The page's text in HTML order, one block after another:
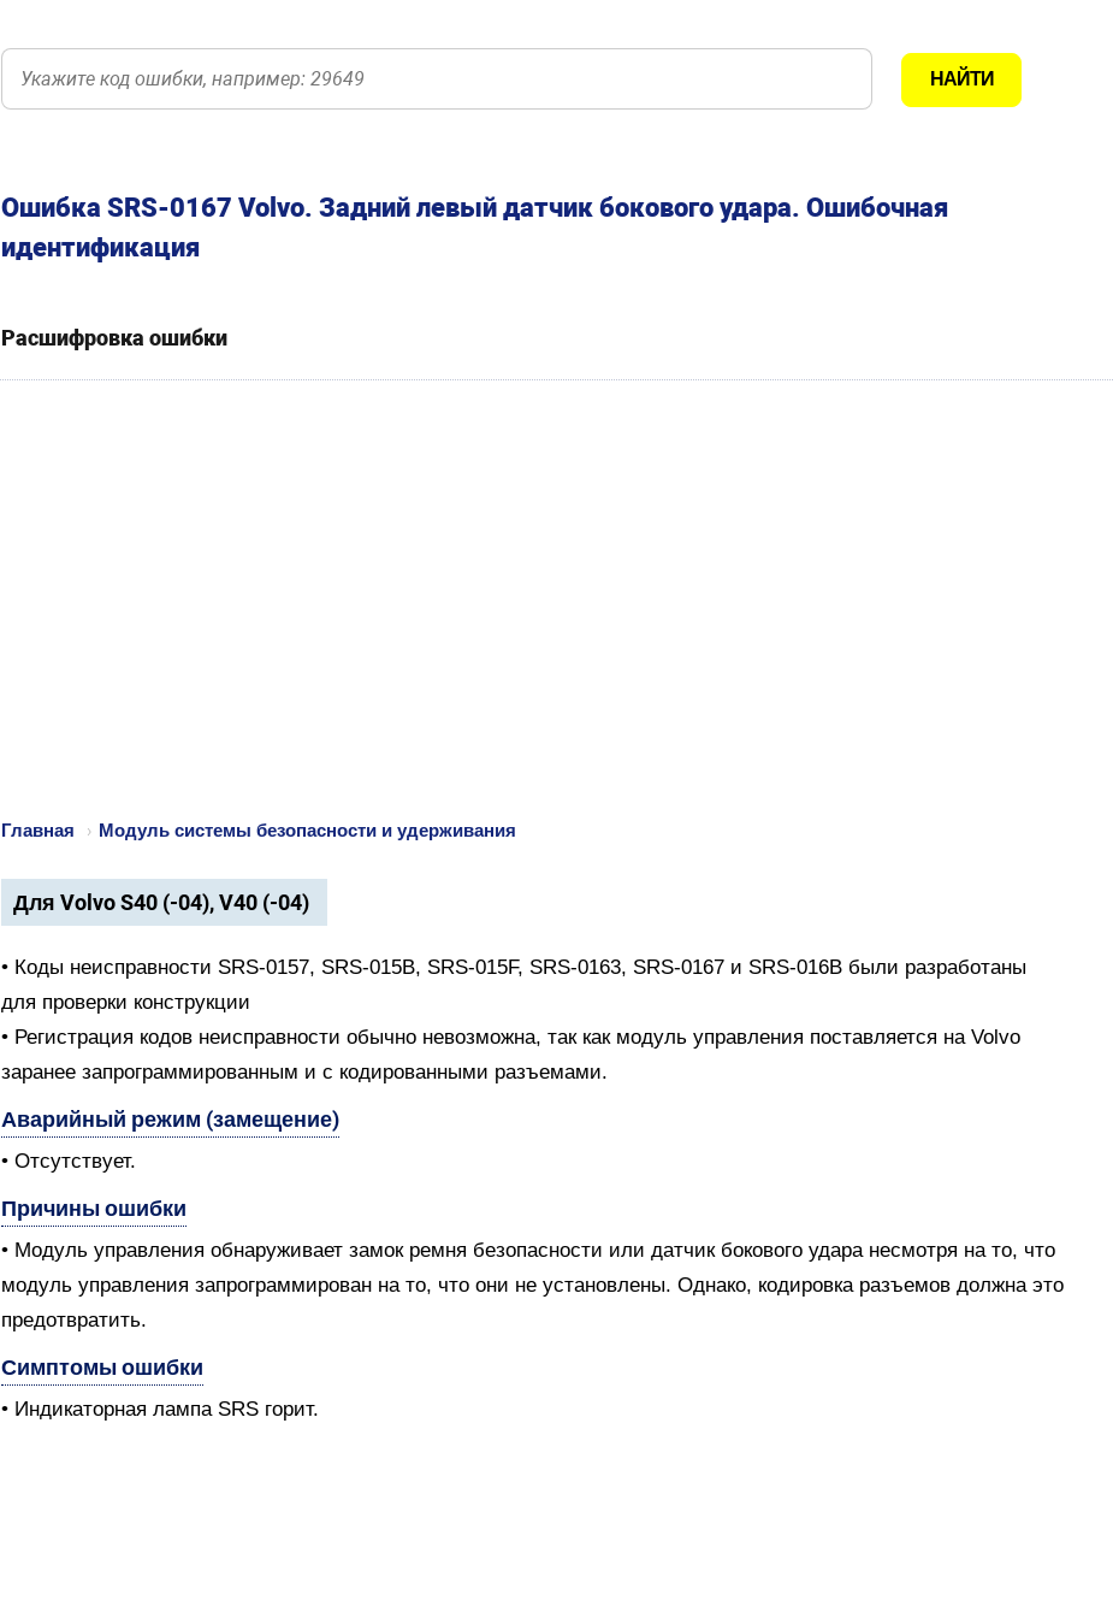
Ошибка SRS-0167 Volvo. Задний левый датчик бокового удара. Ошибочная
идентификация
Расшифровка ошибки
Главная › Модуль системы безопасности и удерживания
Для Volvo S40 (-04), V40 (-04)
• Коды неисправности SRS-0157, SRS-015B, SRS-015F, SRS-0163, SRS-0167 и SRS-016B были разработаны
для проверки конструкции
• Регистрация кодов неисправности обычно невозможна, так как модуль управления поставляется на Volvo
заранее запрограммированным и с кодированными разъемами.
Аварийный режим (замещение)
• Отсутствует.
Причины ошибки
• Модуль управления обнаруживает замок ремня безопасности или датчик бокового удара несмотря на то, что
модуль управления запрограммирован на то, что они не установлены. Однако, кодировка разъемов должна это
предотвратить.
Симптомы ошибки
• Индикаторная лампа SRS горит.